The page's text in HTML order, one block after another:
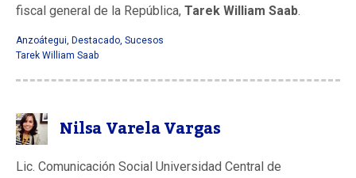
fiscal general de la República, Tarek William Saab.
Anzoátegui, Destacado, Sucesos
Tarek William Saab
Nilsa Varela Vargas
Lic. Comunicación Social Universidad Central de